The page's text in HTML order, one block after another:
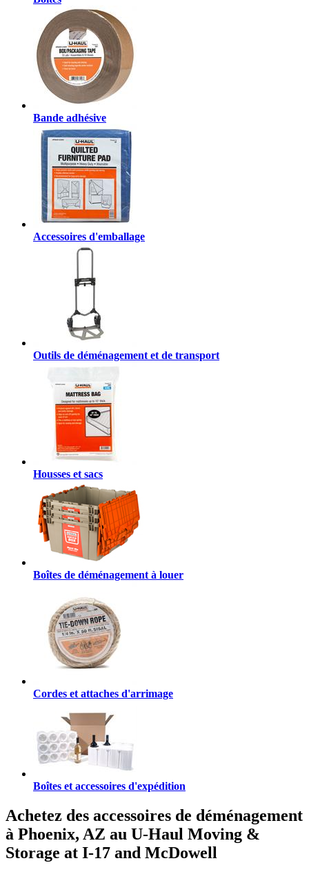
Bande adhésive
Accessoires d'emballage
Outils de déménagement et de transport
Housses et sacs
Boîtes de déménagement à louer
Cordes et attaches d'arrimage
Boîtes et accessoires d'expédition
Achetez des accessoires de déménagement
à Phoenix, AZ au U-Haul Moving &
Storage at I-17 and McDowell